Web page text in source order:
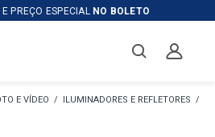
ESPECIALNO BOLETO
E VÍDEO ILUMINADORES E REFLETORES